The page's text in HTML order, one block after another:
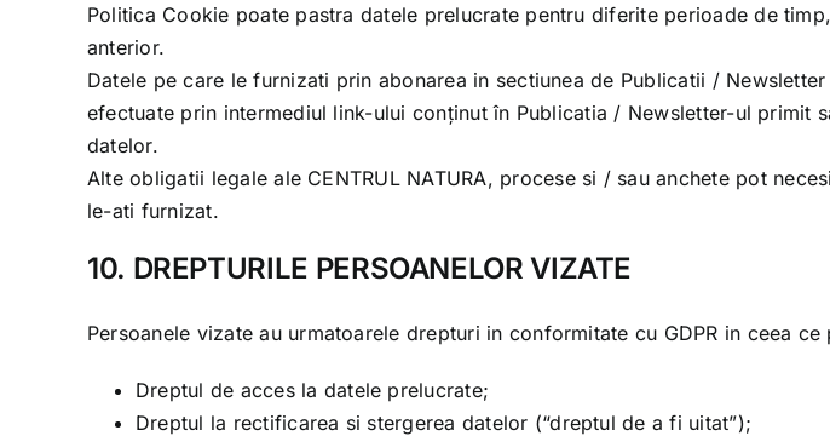
Politica Cookie poate pastra datele prelucrate pentru diferite perioade de
anterior.
Datele pe care le furnizati prin abonarea in sectiunea de Publicatii /
efectuate prin intermediul link-ului conținut în Publicatia / Newsletter-ul primit
datelor.
Alte obligatii legale ale CENTRUL NATURA, procese si / sau anchete pot
le-ati furnizat.
10. DREPTURILE PERSOANELOR VIZATE
Persoanele vizate au urmatoarele drepturi in conformitate cu GDPR in ceea
Dreptul de acces la datele prelucrate;
Dreptul la rectificarea si stergerea datelor (“dreptul de a fi uitat”);